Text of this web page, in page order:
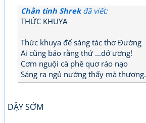
Chằn tinh Shrekđã viết:
THỨC KHUYA
Thức khuya để sáng tác thơ Đường
Ai cũng bảo rằng thứ ...dở ương!
Cơm nguội cà phê quơ ráo nạo
Sáng ra ngủ nướng thấy mà thương.
DẬY SỚM